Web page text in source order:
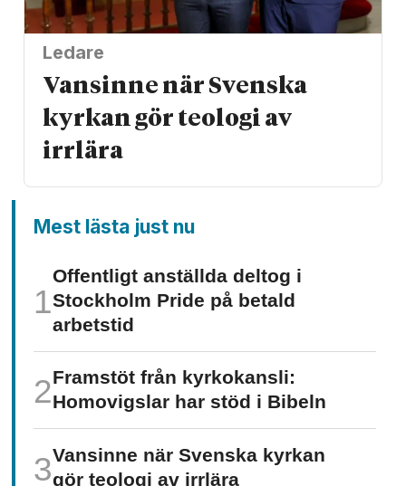
Ledare
Vansinne när Svenska
kyrkan gör teologi av
irrlära
Mest lästa just nu
Offentligt anställda deltog i
Stockholm Pride på betald
arbetstid
Framstöt från kyrkokansli:
Homo­vigslar har stöd i Bibeln
Vansinne när Svenska kyrkan
gör teologi av irrlära